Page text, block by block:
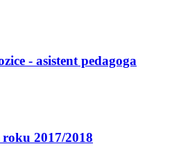
- asistent pedagoga
2017/2018